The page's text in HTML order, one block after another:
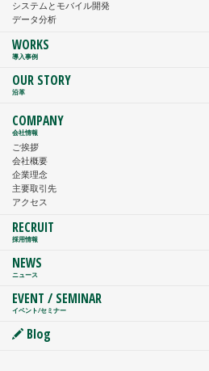
システムとモバイル開発
データ分析
WORKS
導入事例
OUR STORY
沿革
COMPANY
会社情報
ご挨拶
会社概要
企業理念
主要取引先
アクセス
RECRUIT
採用情報
NEWS
ニュース
EVENT / SEMINAR
イベント/セミナー
Blog